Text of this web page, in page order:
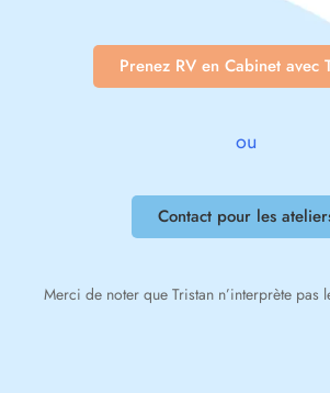
Prenez RV en Cabinet avec
ou
Contact pour les
Merci de noter que Tristan n’interprète pas